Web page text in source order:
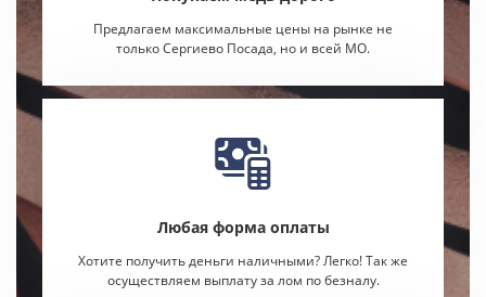
Предлагаем максимальные цены на рынке не
только Сергиево Посада, но и всей МО.
Любая форма оплаты
Хотите получить деньги наличными? Легко! Так же
осуществляем выплату за лом по безналу.